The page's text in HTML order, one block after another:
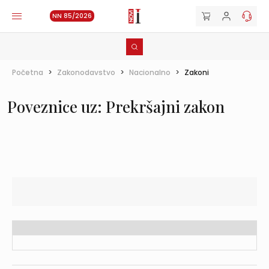
NN 85/2026
Početna > Zakonodavstvo > Nacionalno > Zakoni
Poveznice uz: Prekršajni zakon